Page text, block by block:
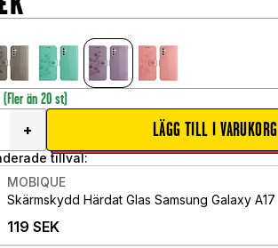
(Fler än 20 st)
+ LÄGG TILL I VARUKORG
tillval:
MOBIQUE
Skärmskydd Härdat Glas Samsung Galaxy A17
119 SEK